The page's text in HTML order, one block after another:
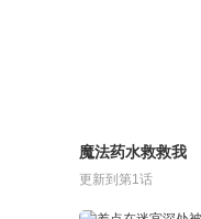
魔法药水救救我
更新到第1话